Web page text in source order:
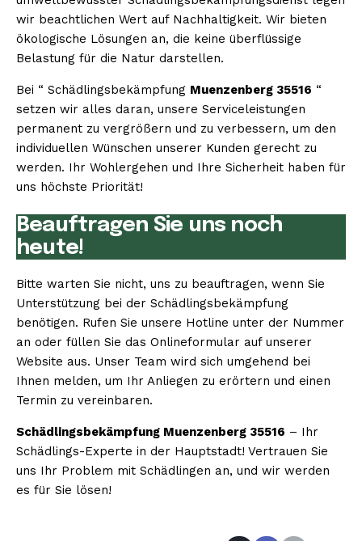
wir beachtlichen Wert auf Nachhaltigkeit. Wir bieten
ökologische Lösungen an, die keine überflüssige
Belastung für die Natur darstellen.
Bei “ Schädlingsbekämpfung Muenzenberg 35516 “
setzen wir alles daran, unsere Serviceleistungen
permanent zu vergrößern und zu verbessern, um den
individuellen Wünschen unserer Kunden gerecht zu
werden. Ihr Wohlergehen und Ihre Sicherheit haben für
uns höchste Priorität!
Beauftragen Sie uns noch
heute!
Bitte warten Sie nicht, uns zu beauftragen, wenn Sie
Unterstützung bei der Schädlingsbekämpfung
benötigen. Rufen Sie unsere Hotline unter der Nummer
an oder füllen Sie das Onlineformular auf unserer
Website aus. Unser Team wird sich umgehend bei
Ihnen melden, um Ihr Anliegen zu erörtern und einen
Termin zu vereinbaren.
Schädlingsbekämpfung Muenzenberg 35516 – Ihr
Schädlings-Experte in der Hauptstadt! Vertrauen Sie
uns Ihr Problem mit Schädlingen an, und wir werden
es für Sie lösen!